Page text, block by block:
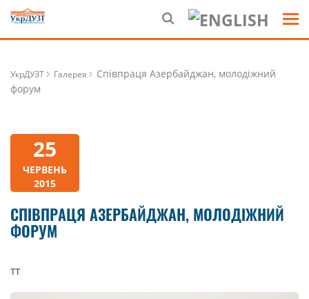
УкрДУЗТ Галерея
Співпраця Азербайджан, молодіжний
форум
25
ЧЕРВЕНЬ
2015
СПІВПРАЦЯ АЗЕРБАЙДЖАН, МОЛОДІЖНИЙ
ФОРУМ
тт